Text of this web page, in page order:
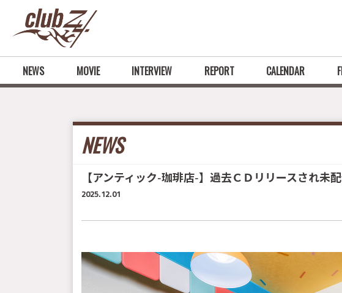
NEWS MOVIE INTERVIEW REPORT CALENDAR
NEWS
【アンティック-珈琲店-】過去ＣＤリリースされ未
2025.12.01